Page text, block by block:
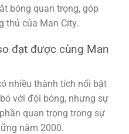
bóng quan trọng, góp
thủ của Man City.
đạt được cùng Man
nhiều thành tích nổi bật
với đội bóng, nhưng sự
quan trọng trong sự
năm 2000.